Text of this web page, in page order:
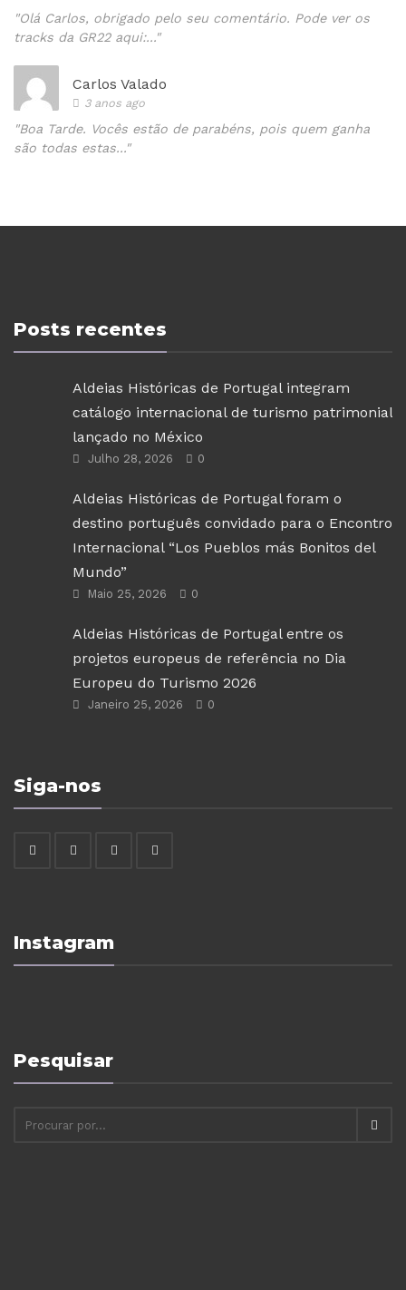
"Olá Carlos, obrigado pelo seu comentário. Pode ver os
tracks da GR22 aqui:..."
Carlos Valado
3 anos ago
"Boa Tarde. Vocês estão de parabéns, pois quem ganha
são todas estas..."
Posts recentes
Aldeias Históricas de Portugal integram
catálogo internacional de turismo patrimonial
lançado no México
Julho 28, 2026 0
Aldeias Históricas de Portugal foram o
destino português convidado para o Encontro
Internacional “Los Pueblos más Bonitos del
Mundo”
Maio 25, 2026 0
Aldeias Históricas de Portugal entre os
projetos europeus de referência no Dia
Europeu do Turismo 2026
Janeiro 25, 2026 0
Siga-nos
Instagram
Pesquisar